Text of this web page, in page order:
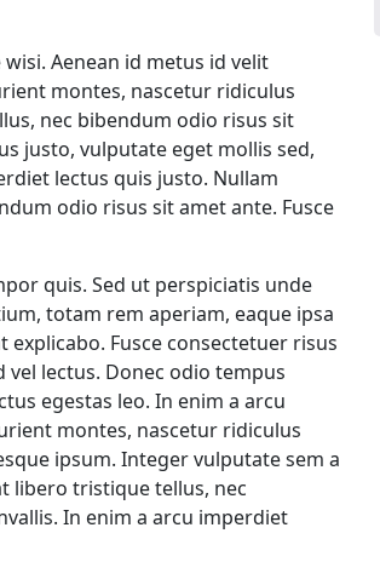
Aenean id metus id velit
montes, nascetur ridiculus
nec bibendum odio risus sit
justo, vulputate eget mollis sed,
lectus quis justo. Nullam
odio risus sit amet ante. Fusce
quis. Sed ut perspiciatis unde
totam rem aperiam, eaque ipsa
Fusce consectetuer risus
lectus. Donec odio tempus
egestas leo. In enim a arcu
montes, nascetur ridiculus
ipsum. Integer vulputate sem a
libero tristique tellus, nec
In enim a arcu imperdiet